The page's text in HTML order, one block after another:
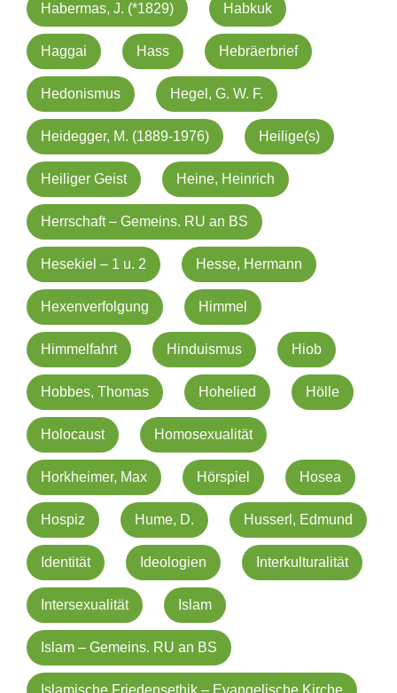
Habermas, J. (*1829) Habkuk
Haggai Hass Hebräerbrief
Hedonismus Hegel, G. W. F.
Heidegger, M. (1889-1976) Heilige(s)
Heiliger Geist Heine, Heinrich
Herrschaft – Gemeins. RU an BS
Hesekiel – 1 u. 2 Hesse, Hermann
Hexenverfolgung Himmel
Himmelfahrt Hinduismus Hiob
Hobbes, Thomas Hohelied Hölle
Holocaust Homosexualität
Horkheimer, Max Hörspiel Hosea
Hospiz Hume, D. Husserl, Edmund
Identität Ideologien Interkulturalität
Intersexualität Islam
Islam – Gemeins. RU an BS
Islamische Friedensethik – Evangelische Kirche